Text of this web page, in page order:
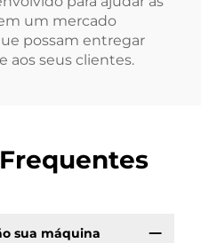
um mercado
possam entregar
aos seus clientes.
sua máquina